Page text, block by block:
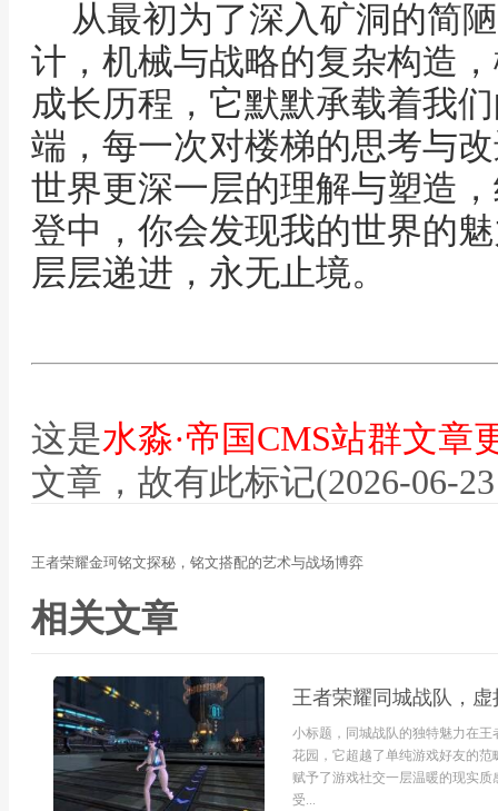
从最初为了深入矿洞的简
计，机械与战略的复杂构造
成长历程，它默默承载着我
端，每一次对楼梯的思考与
世界更深一层的理解与塑造
登中，你会发现我的世界的
层层递进，永无止境。
这是水淼·帝国CMS站群文章
文章，故有此标记(2026-06-
王者荣耀金珂铭文探秘，铭文搭配的艺术与战场博弈
相关文章
王者荣耀同城战队，
小标题，同城战队的独特魅力在
花园，它超越了单纯游戏好友的
赋予了游戏社交一层温暖的现实
受...